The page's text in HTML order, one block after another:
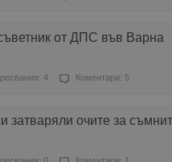
от ДПС във Варна
4 Коментари: 5
затваряли очите за
позволяват основната